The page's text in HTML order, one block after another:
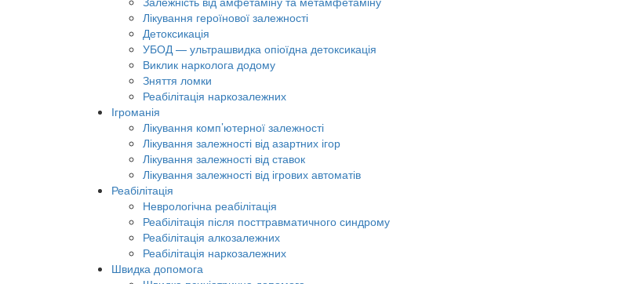
Лікування героїнової залежності
Детоксикація
УБОД — ультрашвидка опіоїдна детоксикація
Виклик нарколога додому
Зняття ломки
Реабілітація наркозалежних
Ігроманія
Лікування комп’ютерної залежності
Лікування залежності від азартних ігор
Лікування залежності від ставок
Лікування залежності від ігрових автоматів
Реабілітація
Неврологічна реабілітація
Реабілітація після посттравматичного синдрому
Реабілітація алкозалежних
Реабілітація наркозалежних
Швидка допомога